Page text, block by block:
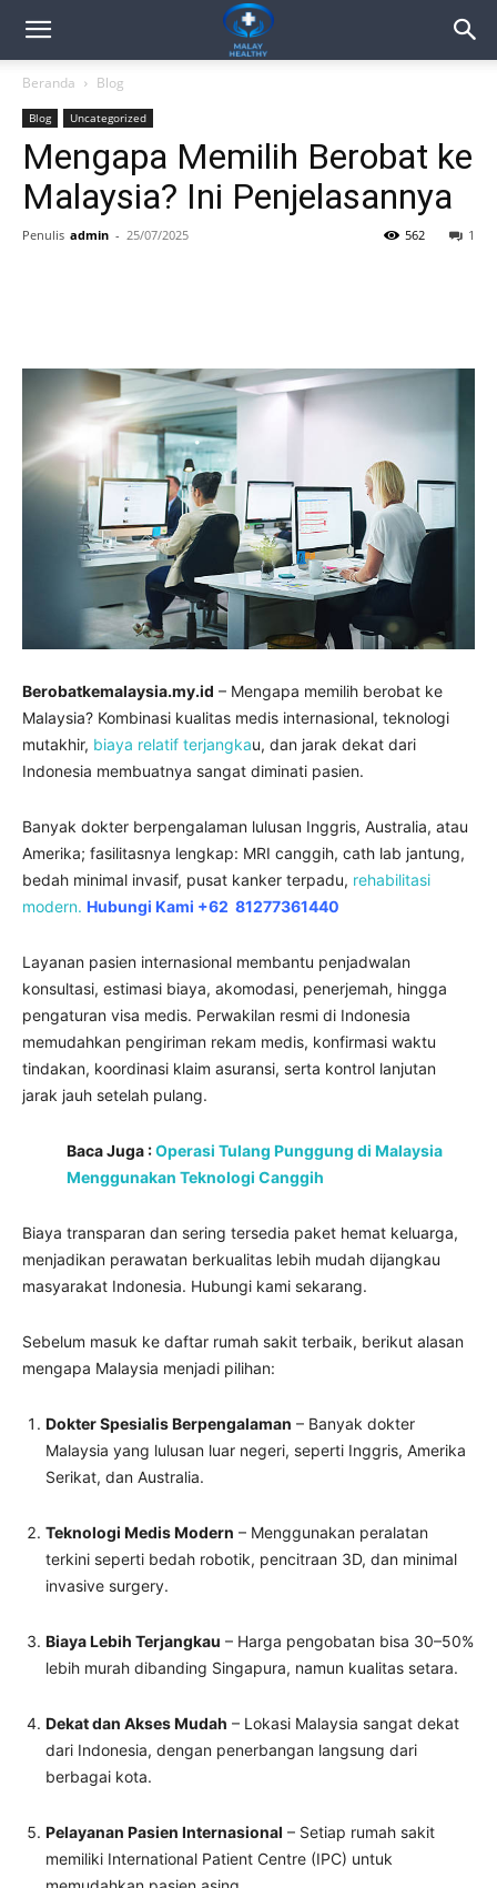
Beranda Blog
Blog Uncategorized
Mengapa Memilih Berobat ke
Malaysia? Ini Penjelasannya
Penulis admin - 25/07/2025 1
562
Berobatkemalaysia.my.id – Mengapa memilih berobat ke
Malaysia? Kombinasi kualitas medis internasional, teknologi
mutakhir, biaya relatif terjangkau, dan jarak dekat dari
Indonesia membuatnya sangat diminati pasien.
Banyak dokter berpengalaman lulusan Inggris, Australia, atau
Amerika; fasilitasnya lengkap: MRI canggih, cath lab jantung,
bedah minimal invasif, pusat kanker terpadu, rehabilitasi
modern. Hubungi Kami +62 81277361440
Layanan pasien internasional membantu penjadwalan
konsultasi, estimasi biaya, akomodasi, penerjemah, hingga
pengaturan visa medis. Perwakilan resmi di Indonesia
memudahkan pengiriman rekam medis, konfirmasi waktu
tindakan, koordinasi klaim asuransi, serta kontrol lanjutan
jarak jauh setelah pulang.
Baca Juga :Operasi Tulang Punggung di Malaysia
Menggunakan Teknologi Canggih
Biaya transparan dan sering tersedia paket hemat keluarga,
menjadikan perawatan berkualitas lebih mudah dijangkau
masyarakat Indonesia. Hubungi kami sekarang.
Sebelum masuk ke daftar rumah sakit terbaik, berikut alasan
mengapa Malaysia menjadi pilihan:
Dokter Spesialis Berpengalaman – Banyak dokter
Malaysia yang lulusan luar negeri, seperti Inggris, Amerika
Serikat, dan Australia.
Teknologi Medis Modern – Menggunakan peralatan
terkini seperti bedah robotik, pencitraan 3D, dan minimal
invasive surgery.
Biaya Lebih Terjangkau – Harga pengobatan bisa 30–50%
lebih murah dibanding Singapura, namun kualitas setara.
Dekat dan Akses Mudah – Lokasi Malaysia sangat dekat
dari Indonesia, dengan penerbangan langsung dari
berbagai kota.
Pelayanan Pasien Internasional – Setiap rumah sakit
memiliki International Patient Centre (IPC) untuk